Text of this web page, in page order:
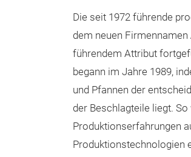
Die seit 1972 führende
dem neuen Firmennamen
führendem Attribut
begann im Jahre 1989,
und Pfannen der
der Beschlagteile liegt.
Produktionserfahrungen
Produktionstechnologien